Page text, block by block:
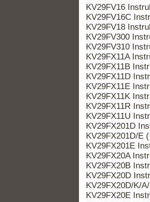
KV29FV16
KV29FV16C
KV29FV18
KV29FV300
KV29FV310
KV29FX11A
KV29FX11B
KV29FX11D
KV29FX11E
KV29FX11K
KV29FX11R
KV29FX11U
KV29FX201D
KV29FX201D/E
KV29FX201E
KV29FX20A
KV29FX20B
KV29FX20D
KV29FX20D/K/
KV29FX20E